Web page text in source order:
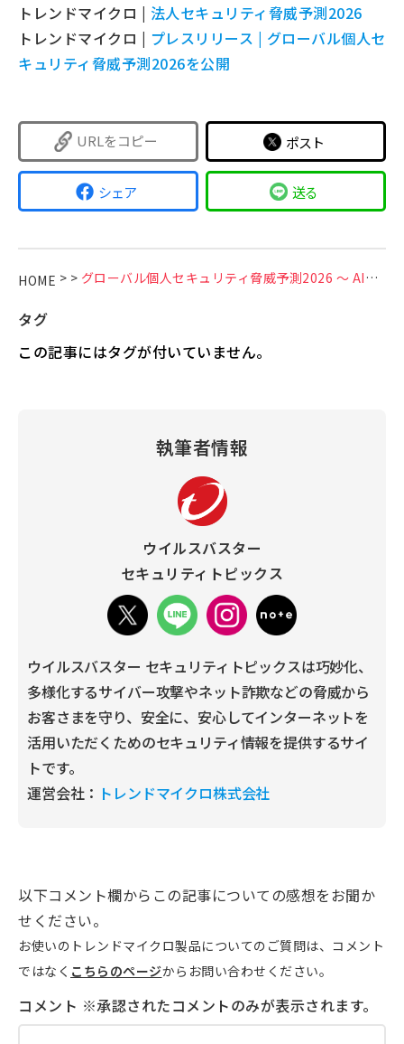
トレンドマイクロ | 法人セキュリティ脅威予測2026
トレンドマイクロ | プレスリリース | グローバル個人セ
キュリティ脅威予測2026を公開
URLをコピー ポスト
シェア 送る
HOME > > グローバル個人セキュリティ脅威予測2026 ～ AIと心理操作によって、さらに進化する詐欺 ～
タグ
この記事にはタグが付いていません。
執筆者情報
ウイルスバスター
セキュリティトピックス
ウイルスバスター セキュリティトピックスは巧妙化、
多様化するサイバー攻撃やネット詐欺などの脅威から
お客さまを守り、安全に、安心してインターネットを
活用いただくためのセキュリティ情報を提供するサイ
トです。
運営会社： トレンドマイクロ株式会社
以下コメント欄からこの記事についての感想をお聞か
せください。
お使いのトレンドマイクロ製品についてのご質問は、コメント
ではなく こちらのページからお問い合わせください。